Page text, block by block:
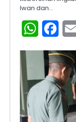
Iwan dan…
WhatsApp